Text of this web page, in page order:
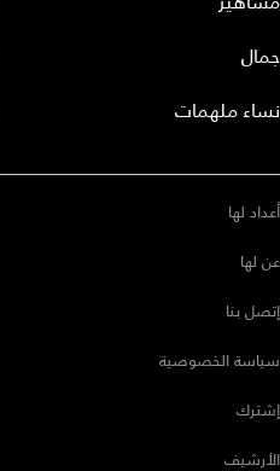
جمال
نساء ملهمات
أعداد لها
عن لها
إتصل بنا
سياسة الخصوصية
إشترك
الأرشيف